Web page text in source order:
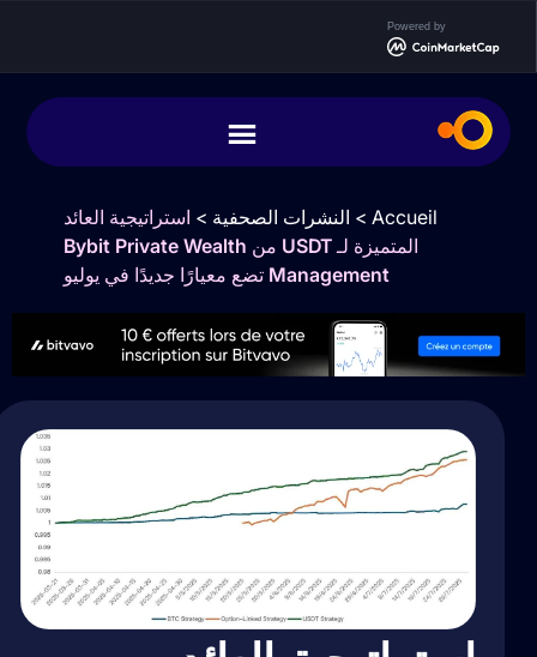
Powered by
Accueil
> النشرات الصحفية> استراتيجية العائد
المتميزة لـ USDT من Bybit Private Wealth
Management تضع معيارًا جديدًا في يوليو